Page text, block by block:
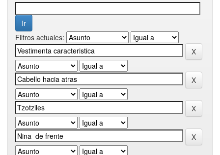
Filtros actuales: